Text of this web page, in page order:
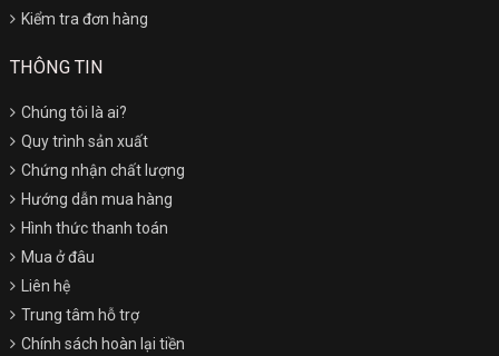
Kiểm tra đơn hàng
THÔNG TIN
Chúng tôi là ai?
Quy trình sản xuất
Chứng nhận chất lượng
Hướng dẫn mua hàng
Hình thức thanh toán
Mua ở đâu
Liên hệ
Trung tâm hỗ trợ
Chính sách hoàn lại tiền